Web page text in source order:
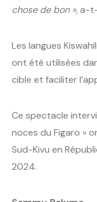
chose de bon »,a-
Les langues
ont été utilisées
cible et faciliter
Ce spectacle
noces du Figaro »
Sud-Kivu en
2024.